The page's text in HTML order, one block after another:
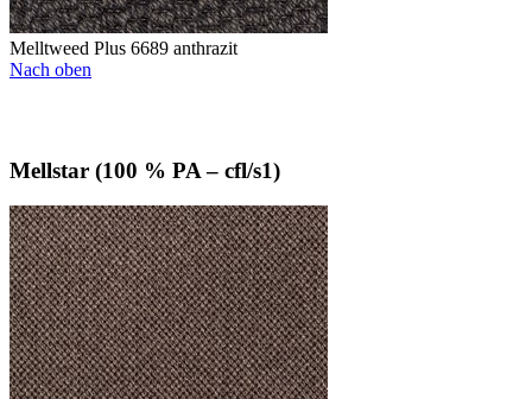
Melltweed Plus 6689 anthrazit
Nach oben
Mellstar (100 % PA – cfl/s1)